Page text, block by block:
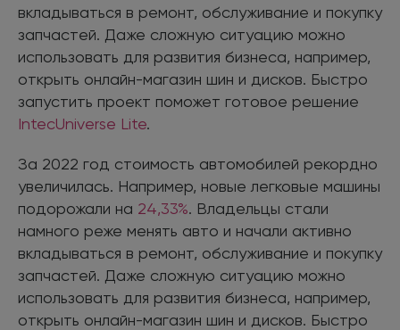
вкладываться в ремонт, обслуживание и покупку
запчастей. Даже сложную ситуацию можно
использовать для развития бизнеса, например,
открыть онлайн-магазин шин и дисков. Быстро
запустить проект поможет готовое решение
IntecUniverse Lite.
За 2022 год стоимость автомобилей рекордно
увеличилась. Например, новые легковые машины
подорожали на 24,33%. Владельцы стали
намного реже менять авто и начали активно
вкладываться в ремонт, обслуживание и покупку
запчастей. Даже сложную ситуацию можно
использовать для развития бизнеса, например,
открыть онлайн-магазин шин и дисков. Быстро